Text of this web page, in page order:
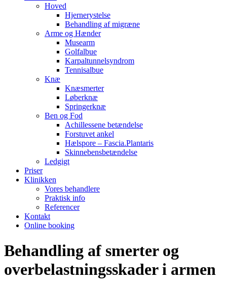
Hoved
Hjernerystelse
Behandling af migræne
Arme og Hænder
Musearm
Golfalbue
Karpaltunnelsyndrom
Tennisalbue
Knæ
Knæsmerter
Løberknæ
Springerknæ
Ben og Fod
Achillessene betændelse
Forstuvet ankel
Hælspore – Fascia.Plantaris
Skinnebensbetændelse
Ledgigt
Priser
Klinikken
Vores behandlere
Praktisk info
Referencer
Kontakt
Online booking
Behandling af smerter og
overbelastningsskader i armen